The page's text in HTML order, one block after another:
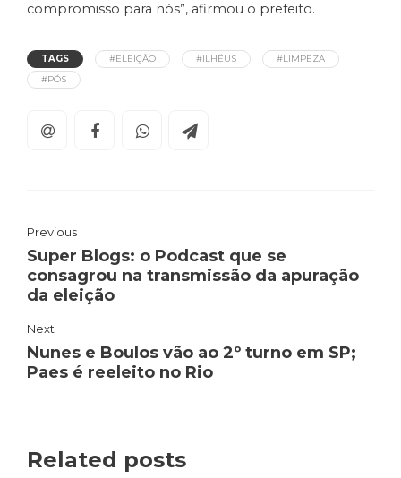
compromisso para nós”, afirmou o prefeito.
TAGS #ELEIÇÃO #ILHÉUS
#LIMPEZA
#PÓS
Previous
Super Blogs: o Podcast que se
consagrou na transmissão da apuração
da eleição
Next
Nunes e Boulos vão ao 2º turno em SP;
Paes é reeleito no Rio
Related posts